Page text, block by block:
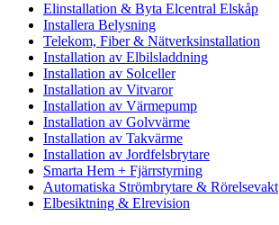
Elinstallation & Byta Elcentral Elskåp
Installera Belysning
Telekom, Fiber & Nätverksinstallation
Installation av Elbilsladdning
Installation av Solceller
Installation av Vitvaror
Installation av Värmepump
Installation av Golvvärme
Installation av Takvärme
Installation av Jordfelsbrytare
Smarta Hem + Fjärrstyrning
Automatiska Strömbrytare & Rörelsevakt
Elbesiktning & Elrevision